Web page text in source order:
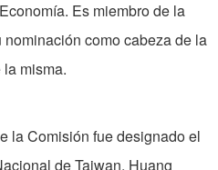
Es miembro de la
como cabeza de la
misma.
la Comisión fue designado el
de Taiwan, Huang